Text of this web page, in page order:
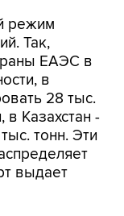
режим
Так,
ЕАЭС в
в
28 тыс.
в Казахстан -
тонн. Эти
выдает